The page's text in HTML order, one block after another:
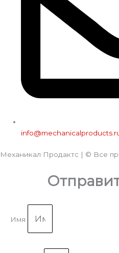
Механикал Продактс | © Все
Имя